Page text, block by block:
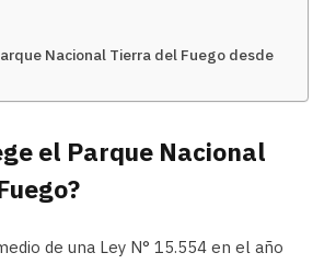
Nacional Tierra del Fuego desde
el Parque Nacional
de una Ley N° 15.554 en el año